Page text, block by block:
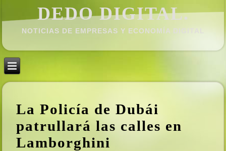
DEDO DIGITAL.
NOTICIAS DE EMPRESAS Y ECONOMÍ­A DIGITAL
La Policí­a de Dubái
patrullará las calles en
Lamborghini